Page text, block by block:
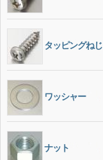
タッピングねじ
ワッシャー
ナット